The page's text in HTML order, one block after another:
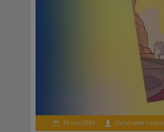
20 juin 2023 Christophe Coquis